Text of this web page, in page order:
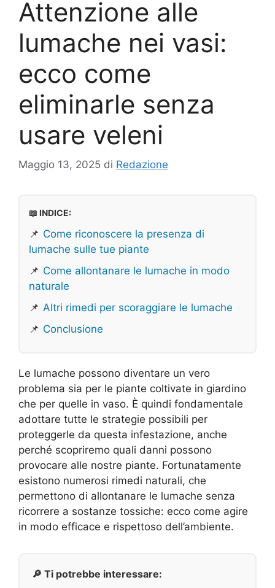
Attenzione alle
lumache nei vasi:
ecco come
eliminarle senza
usare veleni
Maggio 13, 2025 di Redazione
📖 INDICE:
📌 Come riconoscere la presenza di
lumache sulle tue piante
📌 Come allontanare le lumache in modo
naturale
📌 Altri rimedi per scoraggiare le lumache
📌 Conclusione
Le lumache possono diventare un vero
problema sia per le piante coltivate in giardino
che per quelle in vaso. È quindi fondamentale
adottare tutte le strategie possibili per
proteggerle da questa infestazione, anche
perché scopriremo quali danni possono
provocare alle nostre piante. Fortunatamente
esistono numerosi rimedi naturali, che
permettono di allontanare le lumache senza
ricorrere a sostanze tossiche: ecco come agire
in modo efficace e rispettoso dell’ambiente.
🔎 Ti potrebbe interessare: